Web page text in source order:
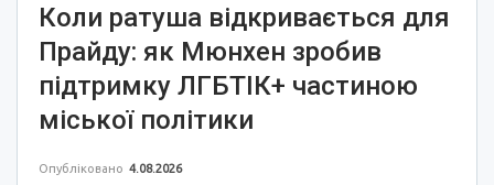
Коли ратуша відкривається для
Прайду: як Мюнхен зробив
підтримку ЛГБТІК+ частиною
міської політики
Опубліковано 4.08.2026